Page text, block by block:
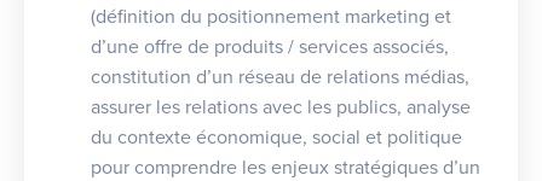
(définition du positionnement marketing et
d’une offre de produits / services associés,
constitution d’un réseau de relations médias,
assurer les relations avec les publics, analyse
du contexte économique, social et politique
pour comprendre les enjeux stratégiques d’un